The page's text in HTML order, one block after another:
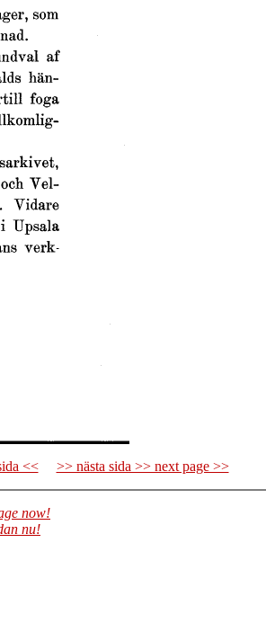
<< >> nästa sida >> next page >>
now!
nu!